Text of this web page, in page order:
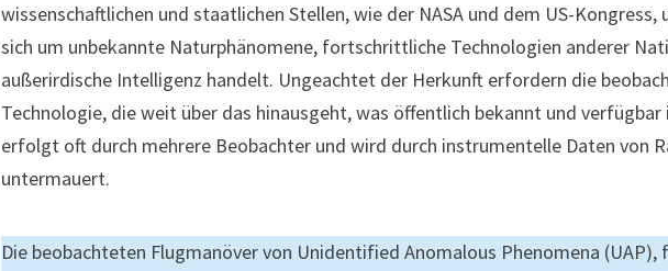
wissenschaftlichen und staatlichen Stellen, wie der NASA und dem US-
sich um unbekannte Naturphänomene, fortschrittliche Technologien anderer
außerirdische Intelligenz handelt. Ungeachtet der Herkunft erfordern die
Technologie, die weit über das hinausgeht, was öffentlich bekannt und
erfolgt oft durch mehrere Beobachter und wird durch instrumentelle Daten von
untermauert.
Die beobachteten Flugmanöver von Unidentified Anomalous Phenomena (UAP),